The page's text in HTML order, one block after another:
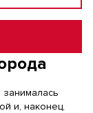
и, наконец,